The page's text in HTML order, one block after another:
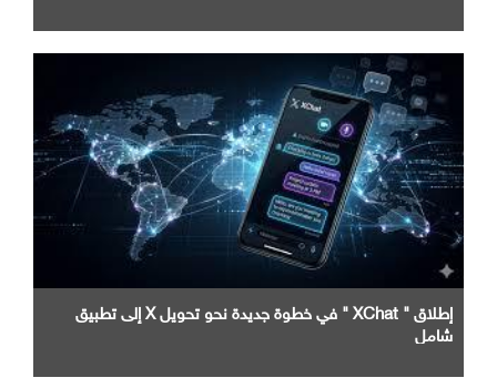
إطلاق " XChat " في خطوة جديدة نحو تحويل X إلى تطبيق
شامل